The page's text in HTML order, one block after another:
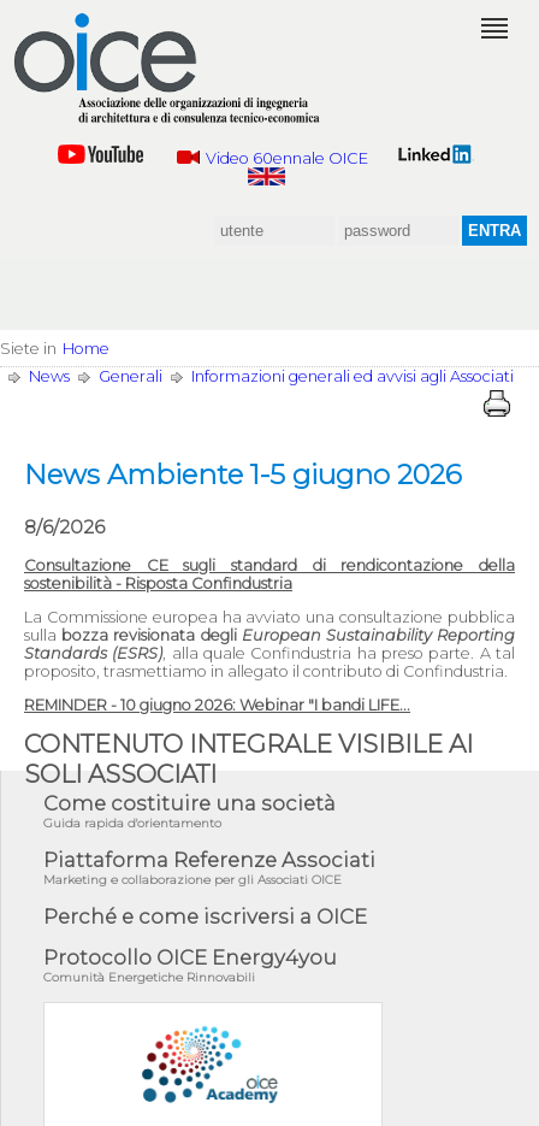
Video 60ennale OICE
Siete in Home
News
Generali Informazioni generali ed avvisi agli Associati
News Ambiente 1-5 giugno 2026
8/6/2026
Consultazione CE sugli standard di rendicontazione della
sostenibilità - Risposta Confindustria
La Commissione europea ha avviato una consultazione pubblica
sulla bozza revisionata degli European Sustainability Reporting
Standards (ESRS), alla quale Confindustria ha preso parte. A tal
proposito, trasmettiamo in allegato il contributo di Confindustria.
REMINDER - 10 giugno 2026: Webinar "I bandi LIFE...
CONTENUTO INTEGRALE VISIBILE AI
SOLI ASSOCIATI
Come costituire una società
Guida rapida d'orientamento
Piattaforma Referenze Associati
Marketing e collaborazione per gli Associati OICE
Perché e come iscriversi a OICE
Protocollo OICE Energy4you
Comunità Energetiche Rinnovabili